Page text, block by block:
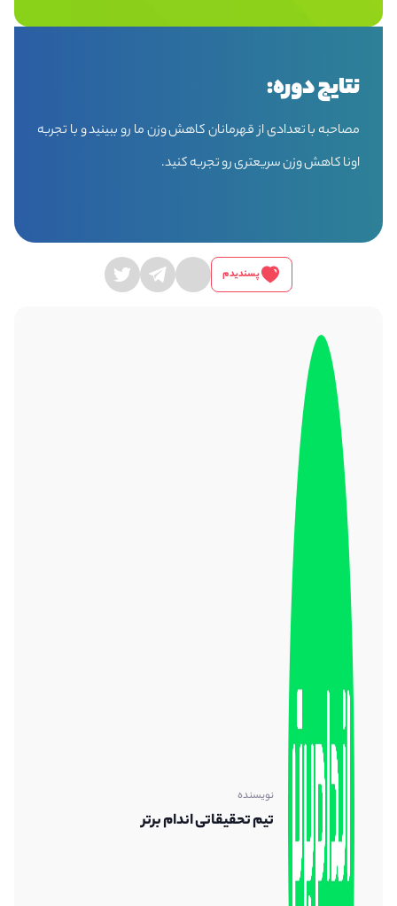
نتایج دوره:
مصاحبه با تعدادی از قهرمانان کاهش وزن ما رو ببینید و با تجربه
اونا کاهش وزن سریعتری رو تجربه کنید.
پسندیدم
نویسنده
تیم تحقیقاتی اندام برتر